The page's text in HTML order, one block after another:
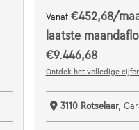
Vanaf €452,68/
laatste
€9.446,68
Ontdek het volledige
3110 Rotselaar,